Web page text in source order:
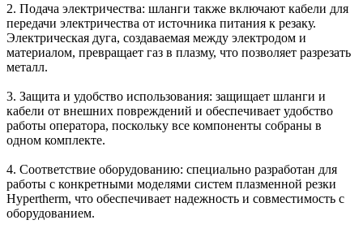
2. Подача электричества: шланги также включают кабели для
передачи электричества от источника питания к резаку.
Электрическая дуга, создаваемая между электродом и
материалом, превращает газ в плазму, что позволяет разрезать
металл.
3. Защита и удобство использования: защищает шланги и
кабели от внешних повреждений и обеспечивает удобство
работы оператора, поскольку все компоненты собраны в
одном комплекте.
4. Соответствие оборудованию: специально разработан для
работы с конкретными моделями систем плазменной резки
Hypertherm, что обеспечивает надежность и совместимость с
оборудованием.